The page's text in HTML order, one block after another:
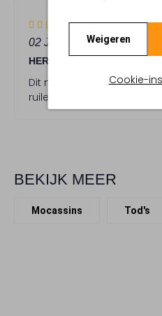
Weigeren
Cookie-
4
S
t
e
r
r
(4)
02 JULI 2025DOOR
HEREN TODS MOCCASINS
Dit model valt ruim en
ruilen voor een kleinere
BEKIJK MEER
Mocassins Tod's